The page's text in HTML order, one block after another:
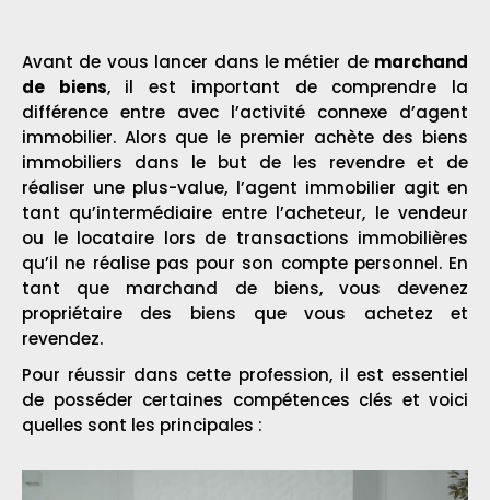
Avant de vous lancer dans le métier de marchand
de biens, il est important de comprendre la
différence entre avec l’activité connexe d’agent
immobilier. Alors que le premier achète des biens
immobiliers dans le but de les revendre et de
réaliser une plus-value, l’agent immobilier agit en
tant qu’intermédiaire entre l’acheteur, le vendeur
ou le locataire lors de transactions immobilières
qu’il ne réalise pas pour son compte personnel. En
tant que marchand de biens, vous devenez
propriétaire des biens que vous achetez et
revendez.
Pour réussir dans cette profession, il est essentiel
de posséder certaines compétences clés et voici
quelles sont les principales :